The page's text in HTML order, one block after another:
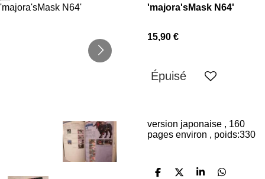
'majora'sMask N64'
15,90 €
Épuisé
version japonaise , 160
pages environ , poids:330
P
P
P
P